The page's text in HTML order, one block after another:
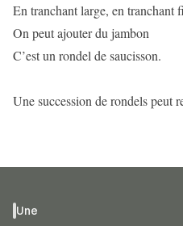
En tranchant large, en tranchant
On peut ajouter du jambon
C’est un rondel de saucisson.
Une succession de rondels peut
Une